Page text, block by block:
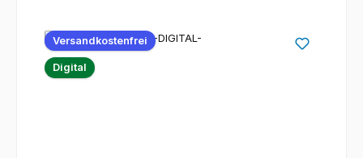
Versandkostenfrei
Digital